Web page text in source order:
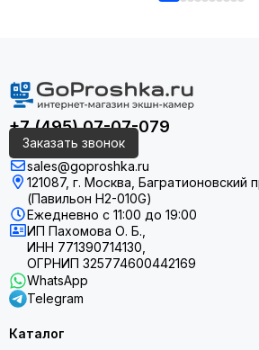
+7 (495) 07-07-079
Заказать звонок
sales@goproshka.ru
121087, г. Москва, Багратионовский
(Павильон H2-010G)
Ежедневно с 11:00 до 19:00
ИП Пахомова О. Б.,
ИНН 771390714130,
ОГРНИП 325774600442169
WhatsApp
Telegram
Каталог